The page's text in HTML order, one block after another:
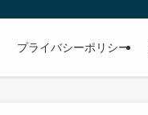
プライバシーポリシー